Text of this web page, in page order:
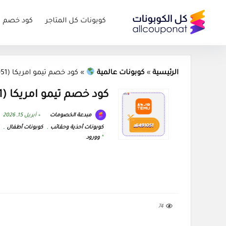
كوبونات كل المتاجر كود خصم
الرئيسية » كوبونات عالمية » كود خصم تيمو امريكا (ali491051) Temu US 2026
كود خصم تيمو امريكا (ali491051) Temu US 2026
مبدعة الخصومات أبريل 15, 2026
كوبونات أحذية وحقائب , كوبونات أطفال ,
وورود
74